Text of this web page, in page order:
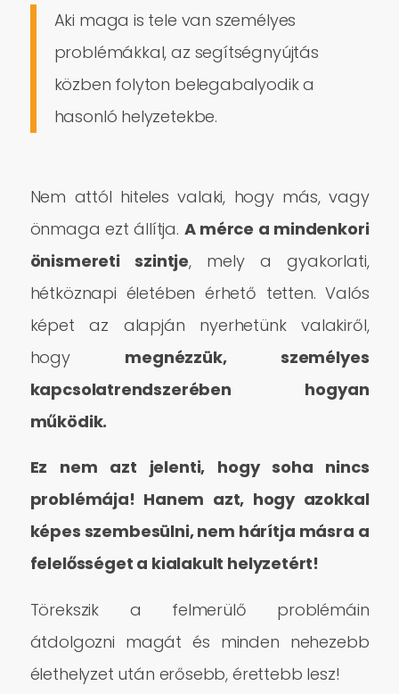
Aki maga is tele van személyes
problémákkal, az segítségnyújtás
közben folyton belegabalyodik a
hasonló helyzetekbe.
Nem attól hiteles valaki, hogy más, vagy
önmaga ezt állítja. A mérce a mindenkori
önismereti szintje, mely a gyakorlati,
hétköznapi életében érhető tetten. Valós
képet az alapján nyerhetünk valakiről,
hogy megnézzük, személyes
kapcsolatrendszerében hogyan
működik.
Ez nem azt jelenti, hogy soha nincs
problémája! Hanem azt, hogy azokkal
képes szembesülni, nem hárítja másra a
felelősséget a kialakult helyzetért!
Törekszik a felmerülő problémáin
átdolgozni magát és minden nehezebb
élethelyzet után erősebb, érettebb lesz!